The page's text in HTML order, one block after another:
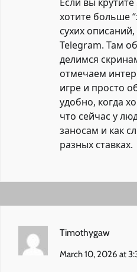
хотите больше
сухих
Telegram. Там
делимся
отмечаем
игре и просто
удобно, когда
что сейчас у
заносам и как
разных ставках.
Timothygaw
March 10, 2026 at